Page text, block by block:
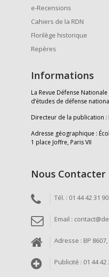
e-Recensions
Cahiers de la RDN
Florilège historique
Repères
Informations
La Revue Défense
d’études de défense
Directeur de la publication :
Adresse géographique :
1 place Joffre, Paris VII
Nous Contacter
Tél. : 01 44 42 31 90
Email :
Adresse : BP
Publicité : 01 44 42